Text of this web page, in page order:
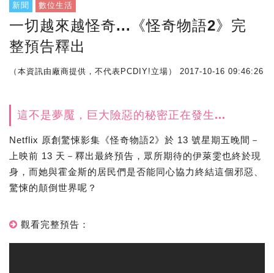
新聞 數位生活
一切越來越怪奇...《怪奇物語2》完
整預告釋出
（本資訊由廠商提供，不代表PCDIY!立場） 2017-10-16 09:46:26
這不是夢魘，巨大險惡的秘密正在發生...
Netflix 原創驚悚影集《怪奇物語2》於 13 號星期五晚間－
上映前 13 天－釋出最終預告，眾所期待的伊萊雯也終於現
身，而她與霍金斯的居民們是否能同心協力終結這個邪惡、
驚悚的顛倒世界呢？
觀看完整預告：